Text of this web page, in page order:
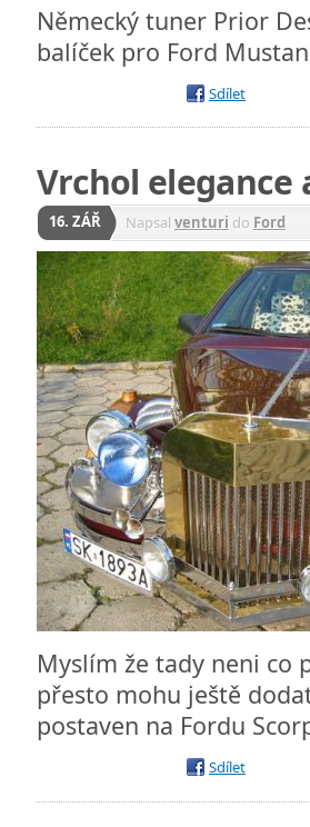
Německý tuner Prior
balíček pro Ford
Sdílet
Vrchol elegance
16. ZÁŘ Napsal venturi do Ford
Myslím že tady neni co
přesto mohu ještě
postaven na Fordu
Sdílet